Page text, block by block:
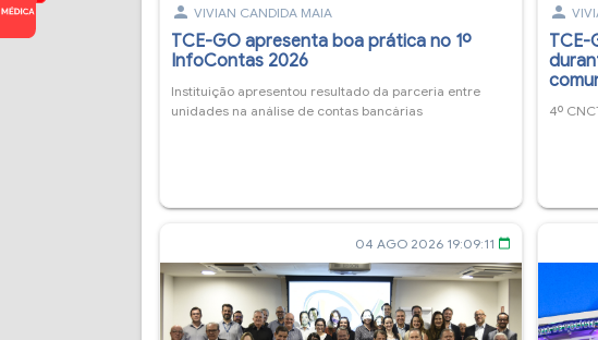
person VIVIAN CANDIDA MAIA
TCE-GO apresenta boa prática no 1º
InfoContas 2026
Instituição apresentou resultado da parceria entre
unidades na análise de contas bancárias
person
TCE-
4º
04 AGO 2026 19:09:11 calendar_today